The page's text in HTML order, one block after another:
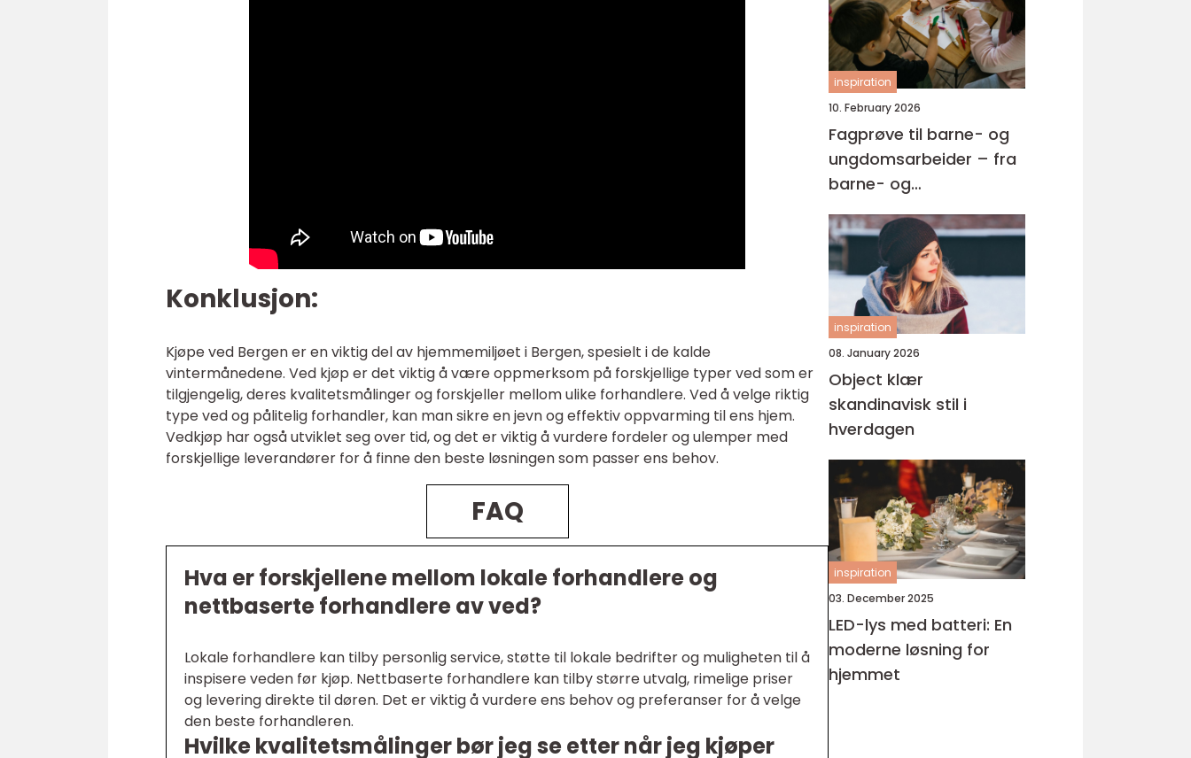
Konklusjon:
Kjøpe ved Bergen er en viktig del av hjemmemiljøet i Bergen, spesielt i de kalde
vintermånedene. Ved kjøp er det viktig å være oppmerksom på forskjellige typer ved som er
tilgjengelig, deres kvalitetsmålinger og forskjeller mellom ulike forhandlere. Ved å velge riktig
type ved og pålitelig forhandler, kan man sikre en jevn og effektiv oppvarming til ens hjem.
Vedkjøp har også utviklet seg over tid, og det er viktig å vurdere fordeler og ulemper med
forskjellige leverandører for å finne den beste løsningen som passer ens behov.
FAQ
Hva er forskjellene mellom lokale forhandlere og
nettbaserte forhandlere av ved?
Lokale forhandlere kan tilby personlig service, støtte til lokale bedrifter og muligheten til å
inspisere veden før kjøp. Nettbaserte forhandlere kan tilby større utvalg, rimelige priser
og levering direkte til døren. Det er viktig å vurdere ens behov og preferanser for å velge
den beste forhandleren.
Hvilke kvalitetsmålinger bør jeg se etter når jeg kjøper
inspiration
10. February 2026
Fagprøve til barne- og
ungdomsarbeider – fra
barne- og
ungdsomarbeiderfaget
VG2 til fagbrev
inspiration
08. January 2026
Object klær
skandinavisk stil i
hverdagen
inspiration
03. December 2025
LED-lys med batteri: En
moderne løsning for
hjemmet